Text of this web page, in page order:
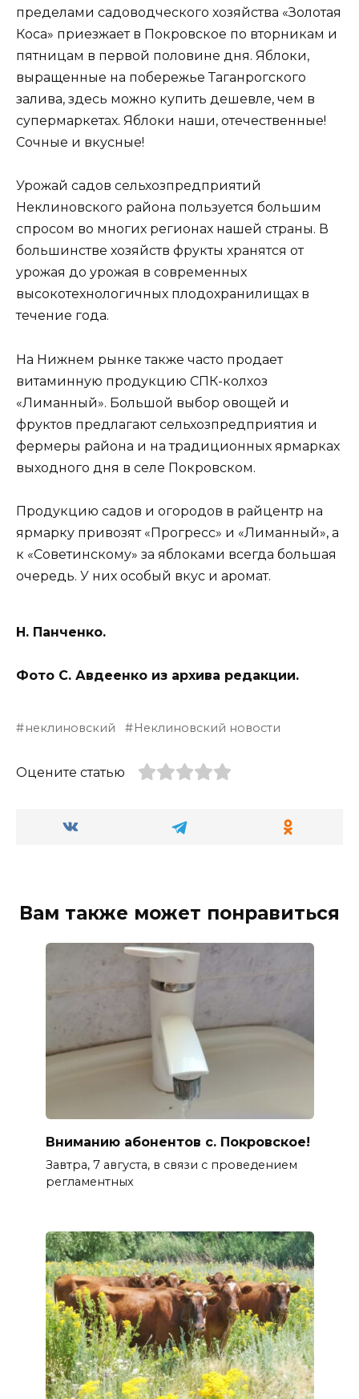
пределами садоводческого хозяйства «Золотая
Коса» приезжает в Покровское по вторникам и
пятницам в первой половине дня. Яблоки,
выращенные на побережье Таганрогского
залива, здесь можно купить дешевле, чем в
супермаркетах. Яблоки наши, отечественные!
Сочные и вкусные!
Урожай садов сельхозпредприятий
Неклиновского района пользуется большим
спросом во многих регионах нашей страны. В
большинстве хозяйств фрукты хранятся от
урожая до урожая в современных
высокотехнологичных плодохранилищах в
течение года.
На Нижнем рынке также часто продает
витаминную продукцию СПК-колхоз
«Лиманный». Большой выбор овощей и
фруктов предлагают сельхозпредприятия и
фермеры района и на традиционных ярмарках
выходного дня в селе Покровском.
Продукцию садов и огородов в райцентр на
ярмарку привозят «Прогресс» и «Лиманный», а
к «Советинскому» за яблоками всегда большая
очередь. У них особый вкус и аромат.
Н. Панченко.
Фото С. Авдеенко из архива редакции.
неклиновский Неклиновский новости
Оцените статью
Вам также может понравиться
Вниманию абонентов с. Покровское!
Завтра, 7 августа, в связи с проведением
регламентных